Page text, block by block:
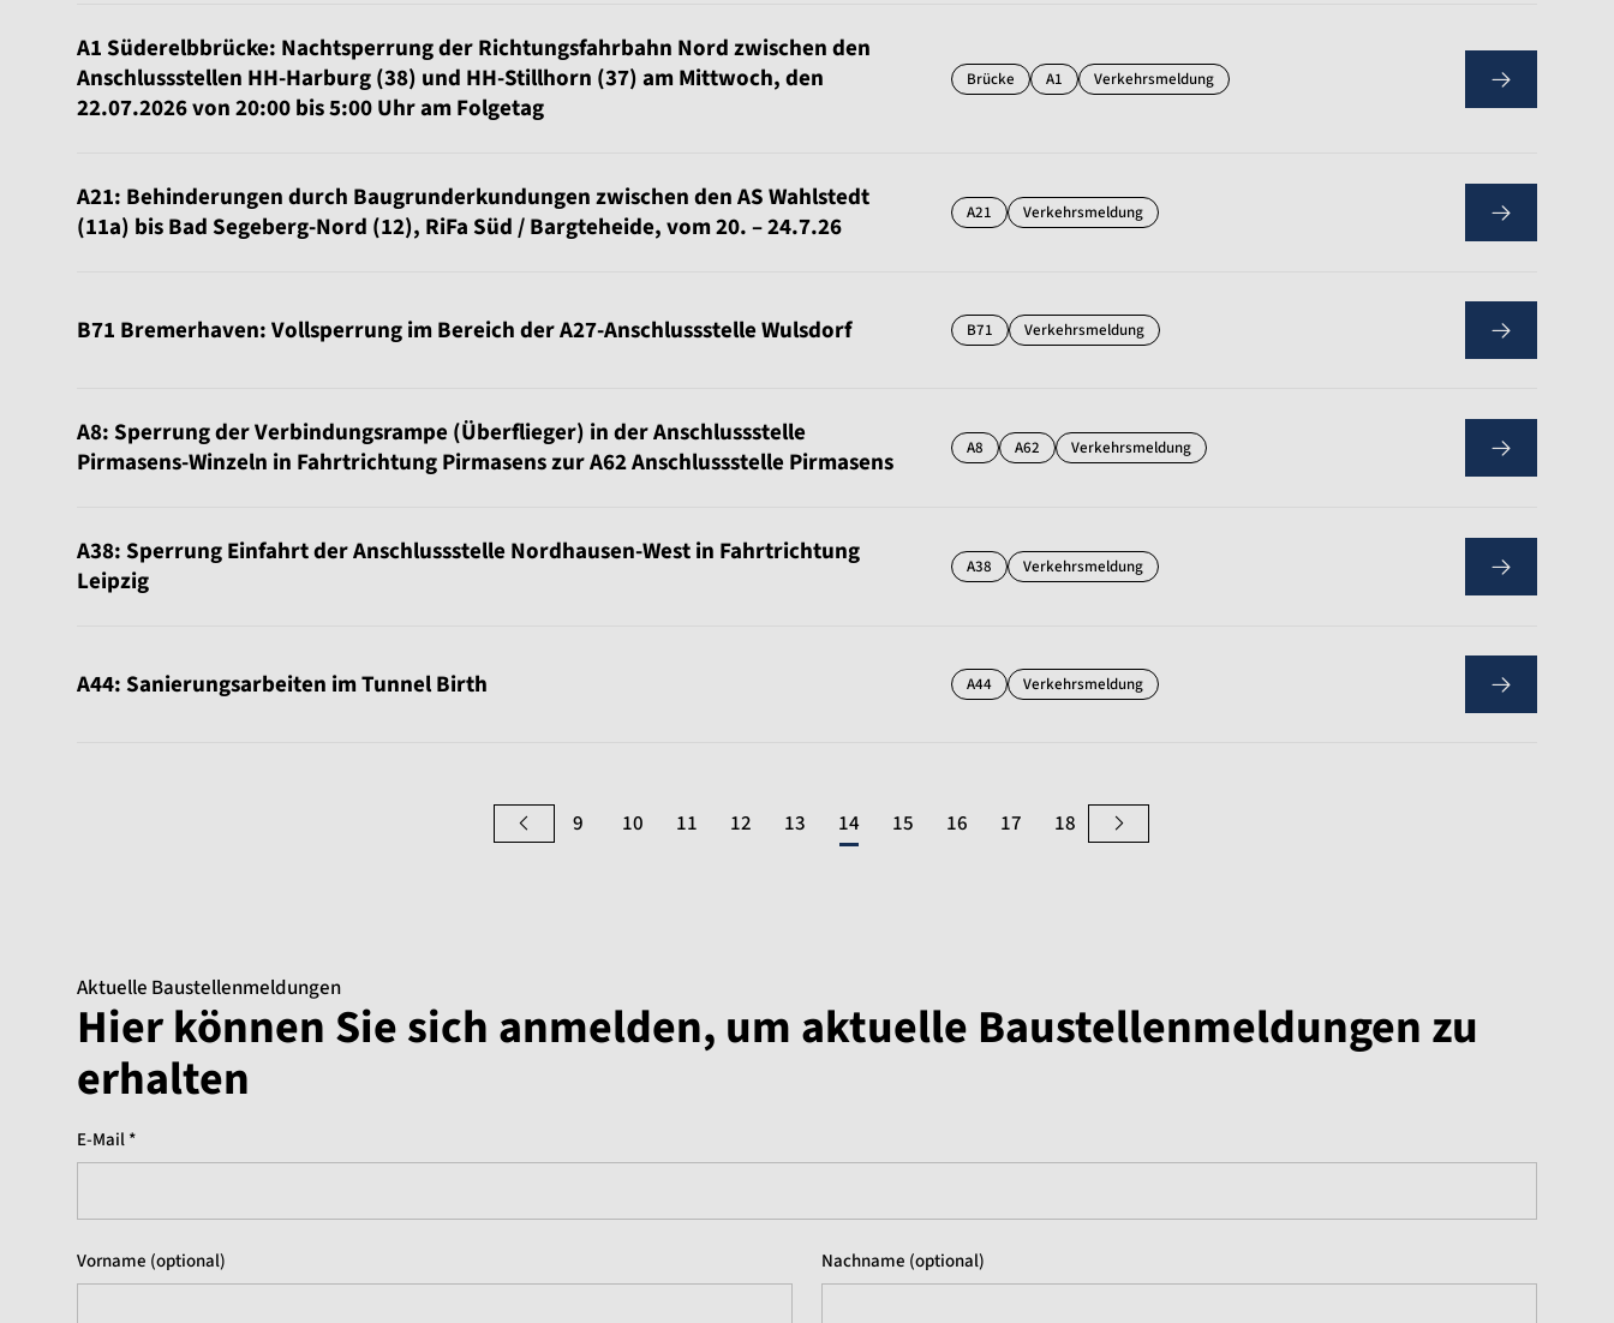
A1 Süderelbbrücke: Nachtsperrung der Richtungsfahrbahn Nord zwischen den
Anschlussstellen HH-Harburg (38) und HH-Stillhorn (37) am Mittwoch, den
22.07.2026 von 20:00 bis 5:00 Uhr am Folgetag
Brücke A1 Verkehrsmeldung
A21: Behinderungen durch Baugrunderkundungen zwischen den AS Wahlstedt
(11a) bis Bad Segeberg-Nord (12), RiFa Süd / Bargteheide, vom 20. – 24.7.26
A21 Verkehrsmeldung
B71 Bremerhaven: Vollsperrung im Bereich der A27-Anschlussstelle Wulsdorf B71 Verkehrsmeldung
A8: Sperrung der Verbindungsrampe (Überflieger) in der Anschlussstelle
Pirmasens-Winzeln in Fahrtrichtung Pirmasens zur A62 Anschlussstelle Pirmasens
A8 A62 Verkehrsmeldung
A38: Sperrung Einfahrt der Anschlussstelle Nordhausen-West in Fahrtrichtung
Leipzig
A38 Verkehrsmeldung
A44: Sanierungsarbeiten im Tunnel Birth A44 Verkehrsmeldung
9 10 11 12 13 14 15 16 17 18
Aktuelle Baustellenmeldungen
Hier können Sie sich anmelden, um aktuelle Baustellenmeldungen zu
erhalten
E-Mail *
Vorname (optional) Nachname (optional)